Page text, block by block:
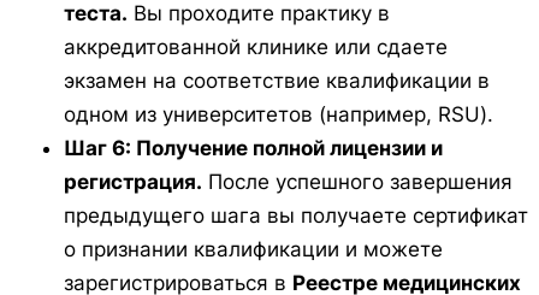
теста. Вы проходите практику в
аккредитованной клинике или сдаете
экзамен на соответствие квалификации в
одном из университетов (например, RSU).
Шаг 6: Получение полной лицензии и
регистрация. После успешного завершения
предыдущего шага вы получаете сертификат
о признании квалификации и можете
зарегистрироваться в Реестре медицинских